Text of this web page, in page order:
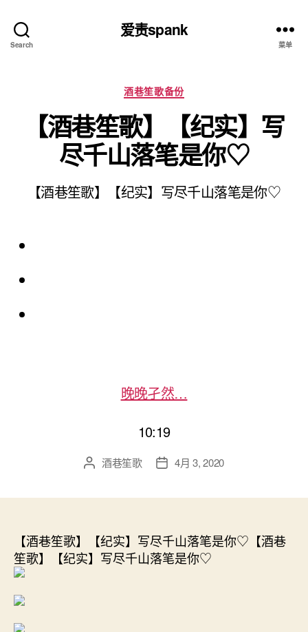
Search
爱责spank
菜单
分
类
酒巷笙歌备份
【酒巷笙歌】【纪实】写
尽千山落笔是你♡
【酒巷笙歌】【纪实】写尽千山落笔是你♡
晚晚孑然…
10:19
文 酒巷笙歌
发 4月 3, 2020
【酒巷笙歌】【纪实】写尽千山落笔是你♡【酒巷
笙歌】【纪实】写尽千山落笔是你♡